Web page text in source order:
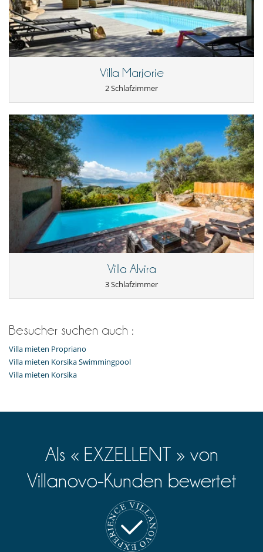
Kabel- oder Satellitenfernsehen oder Internet
Schwimmbecken-Sicherheitssystem
Villa Marjorie
2 Schlafzimmer
Villa Alvira
3 Schlafzimmer
Besucher suchen auch :
Villa mieten Propriano
Villa mieten Korsika Swimmingpool
Villa mieten Korsika
Als « EXZELLENT » von
Villanovo-Kunden bewertet